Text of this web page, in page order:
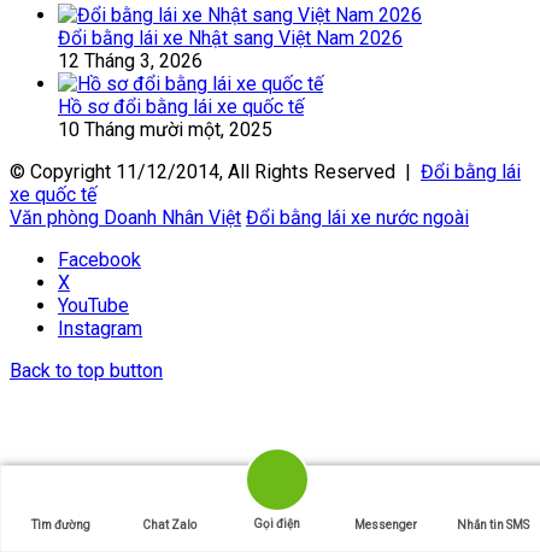
Đổi bằng lái xe Nhật sang Việt Nam 2026
12 Tháng 3, 2026
Hồ sơ đổi bằng lái xe quốc tế
10 Tháng mười một, 2025
© Copyright 11/12/2014, All Rights Reserved | Đổi bằng lái
xe quốc tế
Văn phòng Doanh Nhân Việt Đổi bằng lái xe nước ngoài
Facebook
X
YouTube
Instagram
Back to top button
Tìm đường Chat Zalo Gọi điện Messenger Nhắn tin SMS